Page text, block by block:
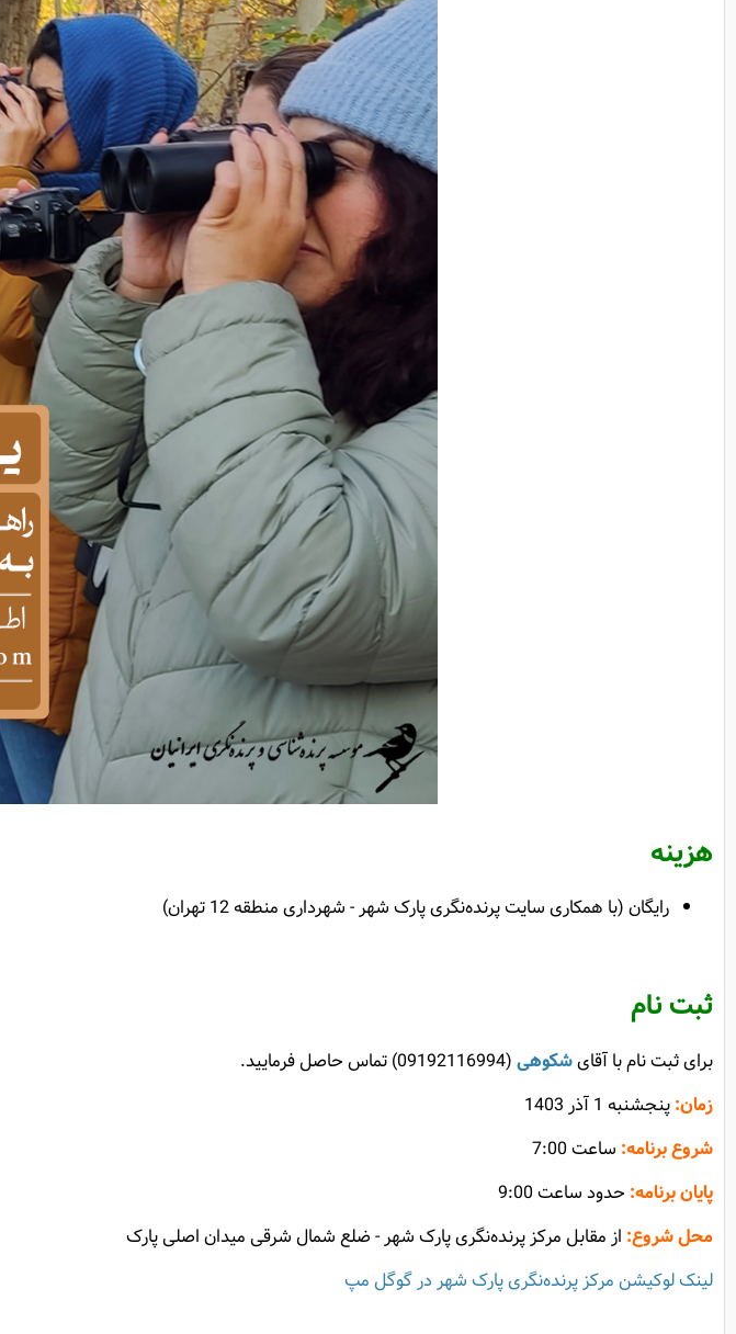
هزینه
رایگان (با همکاری سایت پرنده‌نگری پارک شهر - شهرداری منطقه 12 تهران)
ثبت نام
برای ثبت نام با آقایشکوهی(09192116994) تماس حاصل فرمایید.
زمان:پنجشنبه 1 آذر 1403
شروع برنامه: ساعت 7:00
پایان برنامه: حدود ساعت 9:00
محل شروع: از مقابل مرکز پرنده‌نگری پارک شهر - ضلع شمال شرقی میدان اصلی پارک
لینک لوکیشن مرکز پرنده‌نگری پارک شهر در گوگل مپ